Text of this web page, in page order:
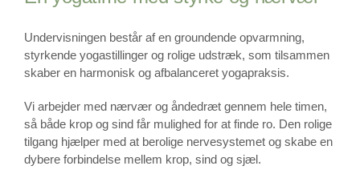
Undervisningen består af en groundende opvarmning,
styrkende yogastillinger og rolige udstræk, som tilsammen
skaber en harmonisk og afbalanceret yogapraksis.
Vi arbejder med nærvær og åndedræt gennem hele timen,
så både krop og sind får mulighed for at finde ro. Den rolige
tilgang hjælper med at berolige nervesystemet og skabe en
dybere forbindelse mellem krop, sind og sjæl.